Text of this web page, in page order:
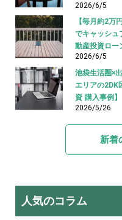
2026/6/5
【毎月約2万
でキャッシュ
動産投資ロー
2026/6/5
池袋生活圏×
エリアの2DK
資 購入事例】
2026/5/26
新着
人気のコラム